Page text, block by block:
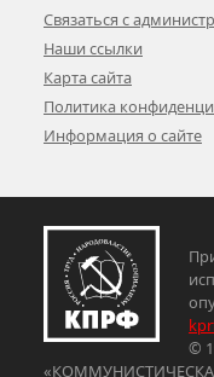
Связаться с
Наши ссылки
Карта сайта
Политика
Информация о сайте
©